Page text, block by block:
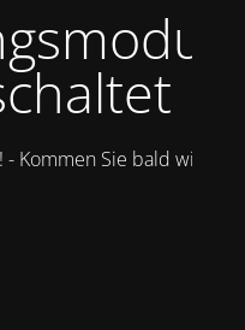
Kommen Sie bald wieder.